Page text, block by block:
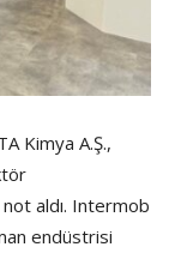
Kimya A.Ş.,
aldı. Intermob
endüstrisi